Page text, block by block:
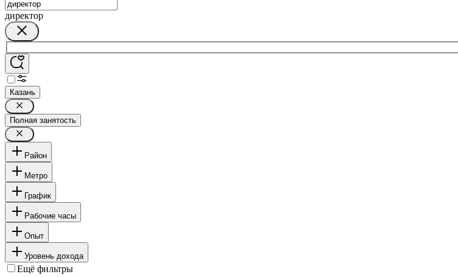
директор
Казань
Полная занятость
Район
Метро
График
Рабочие часы
Опыт
Уровень дохода
Ещё фильтры